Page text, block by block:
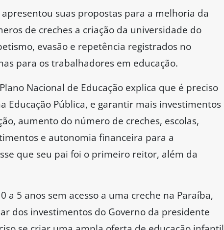
suas propostas para a melhoria da
de creches a criação da universidade do
evasão e repetência registrados no
para os trabalhadores em educação.
Nacional de Educação explica que é preciso
Pública, e garantir mais investimentos
aumento do número de creches, escolas,
e autonomia financeira para a
que seu pai foi o primeiro reitor, além da
a 5 anos sem acesso a uma creche na Paraíba,
dos investimentos do Governo da presidente